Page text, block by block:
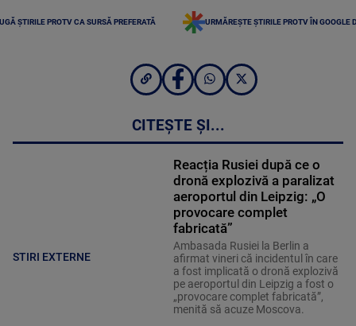
ȘTIRILE PROTV CA SURSĂ PREFERATĂ URMĂREȘTE ȘTIRILE PROTV ÎN GOOGLE
CITEȘTE ȘI...
STIRI EXTERNE
Reacția Rusiei după ce o
dronă explozivă a paralizat
aeroportul din Leipzig: „O
provocare complet
fabricată”
Ambasada Rusiei la Berlin a
afirmat vineri că incidentul în care
a fost implicată o dronă explozivă
pe aeroportul din Leipzig a fost o
„provocare complet fabricată”,
menită să acuze Moscova.